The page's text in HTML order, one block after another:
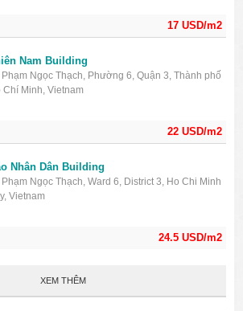
17 USD/m2
22 USD/m2
Nam Building
Ngọc Thạch, Phường 6, Quận 3, Thành phố
Chí Minh, Vietnam
24.5 USD/m2
Nhân Dân Building
Ngọc Thạch, Ward 6, District 3, Ho Chi Minh
Vietnam
XEM THÊM